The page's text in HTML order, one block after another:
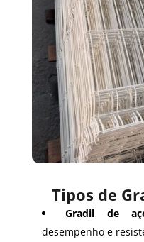
Tipos de
Gradil de
desempenho e